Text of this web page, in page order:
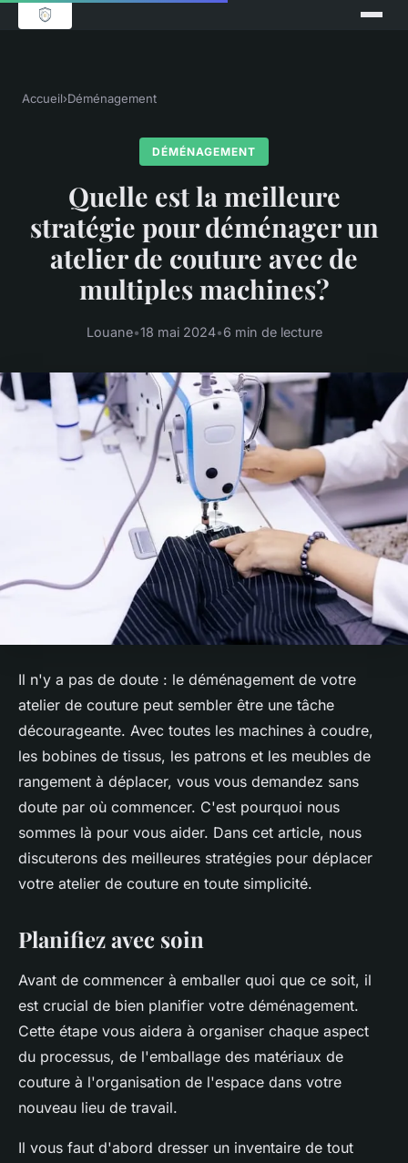
Accueil›Déménagement
DÉMÉNAGEMENT
Quelle est la meilleure
stratégie pour déménager un
atelier de couture avec de
multiples machines?
Louane•18 mai 2024•6 min de lecture
Il n'y a pas de doute : le déménagement de votre
atelier de couture peut sembler être une tâche
décourageante. Avec toutes les machines à coudre,
les bobines de tissus, les patrons et les meubles de
rangement à déplacer, vous vous demandez sans
doute par où commencer. C'est pourquoi nous
sommes là pour vous aider. Dans cet article, nous
discuterons des meilleures stratégies pour déplacer
votre atelier de couture en toute simplicité.
Planifiez avec soin
Avant de commencer à emballer quoi que ce soit, il
est crucial de bien planifier votre déménagement.
Cette étape vous aidera à organiser chaque aspect
du processus, de l'emballage des matériaux de
couture à l'organisation de l'espace dans votre
nouveau lieu de travail.
Il vous faut d'abord dresser un inventaire de tout